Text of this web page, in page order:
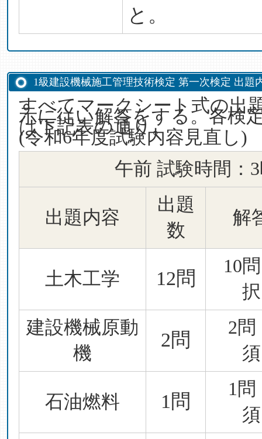
と。
1級建設機械施工管理技術検定 第一次検定 出題
すべてマークシート式の出
示に従い解答をする。各検
は下記表の通り。
(令和6年度試験内容見直し)
午前 試験時間：
出題内容
出題
数
解
土木工学 12問
10
建設機械原動
機
2問
2問
石油燃料 1問
1問